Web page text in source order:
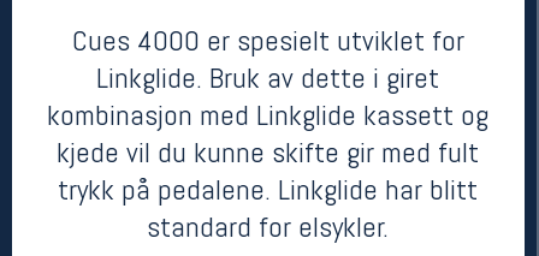
Cues 4000 er spesielt utviklet for
Linkglide. Bruk av dette i giret
kombinasjon med Linkglide kassett og
kjede vil du kunne skifte gir med fult
trykk på pedalene. Linkglide har blitt
standard for elsykler.
kr 649